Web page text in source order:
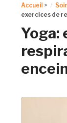
Accueil >
exercices de
Yoga: